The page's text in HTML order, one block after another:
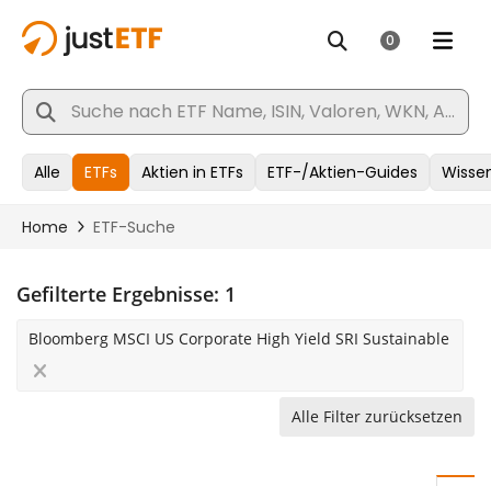
Gefilterte Ergebnisse: 1
Bloomberg MSCI US Corporate High Yield SRI Sustainable
Alle Filter zurücksetzen